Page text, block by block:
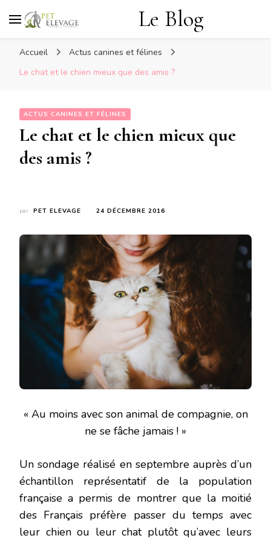
Le Blog
Accueil
Actus canines et félines
Le chat et le chien mieux que des amis ?
ACTUS CANINES ET FÉLINES
Le chat et le chien mieux que
des amis ?
par PET ELEVAGE 24 DÉCEMBRE 2016
« Au moins avec son animal de compagnie, on
ne se fâche jamais ! »
Un sondage réalisé en septembre auprès d’un
échantillon représentatif de la population
française a permis de montrer que la moitié
des Français préfère passer du temps avec
leur chien ou leur chat plutôt qu’avec leurs